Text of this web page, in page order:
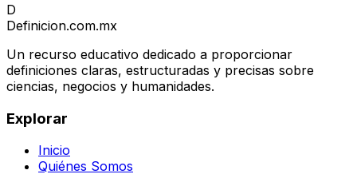
D
Definicion.com.mx
Un recurso educativo dedicado a proporcionar
definiciones claras, estructuradas y precisas sobre
ciencias, negocios y humanidades.
Explorar
Inicio
Quiénes Somos